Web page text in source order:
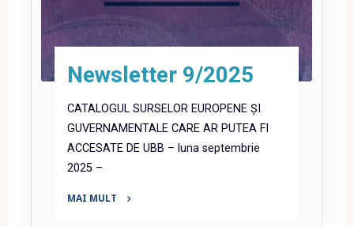
Newsletter 9/2025
CATALOGUL SURSELOR EUROPENE ȘI
GUVERNAMENTALE CARE AR PUTEA FI
ACCESATE DE UBB – luna septembrie
2025 –
MAI MULT